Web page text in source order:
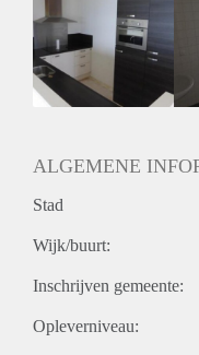
ALGEMENE
Stad
Wijk/buurt:
Inschrijven gemeente:
Opleverniveau: